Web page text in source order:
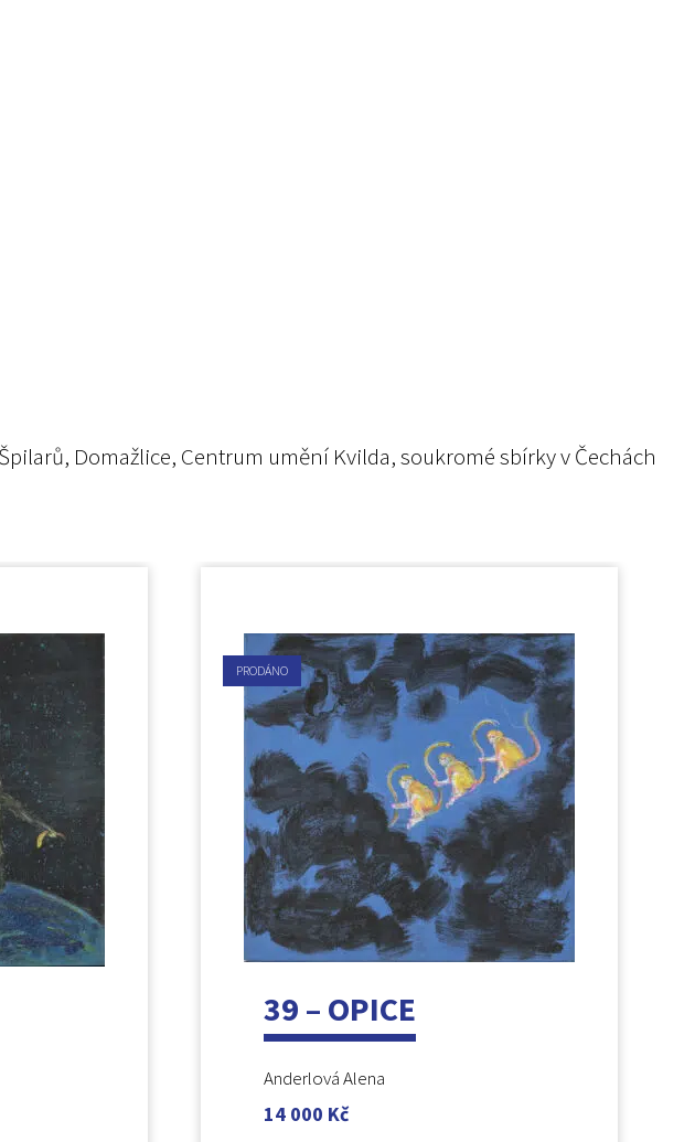
Domažlice, Centrum umění Kvilda, soukromé sbírky v Čechách
PRODÁNO
39 – OPICE
Anderlová Alena
14 000 Kč